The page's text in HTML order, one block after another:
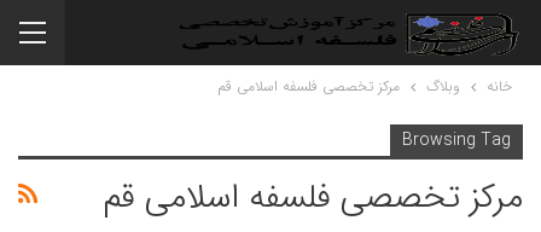
خانه وبلاگ مرکز تخصصی فلسفه اسلامی قم
Browsing Tag
مرکز تخصصی فلسفه اسلامی قم